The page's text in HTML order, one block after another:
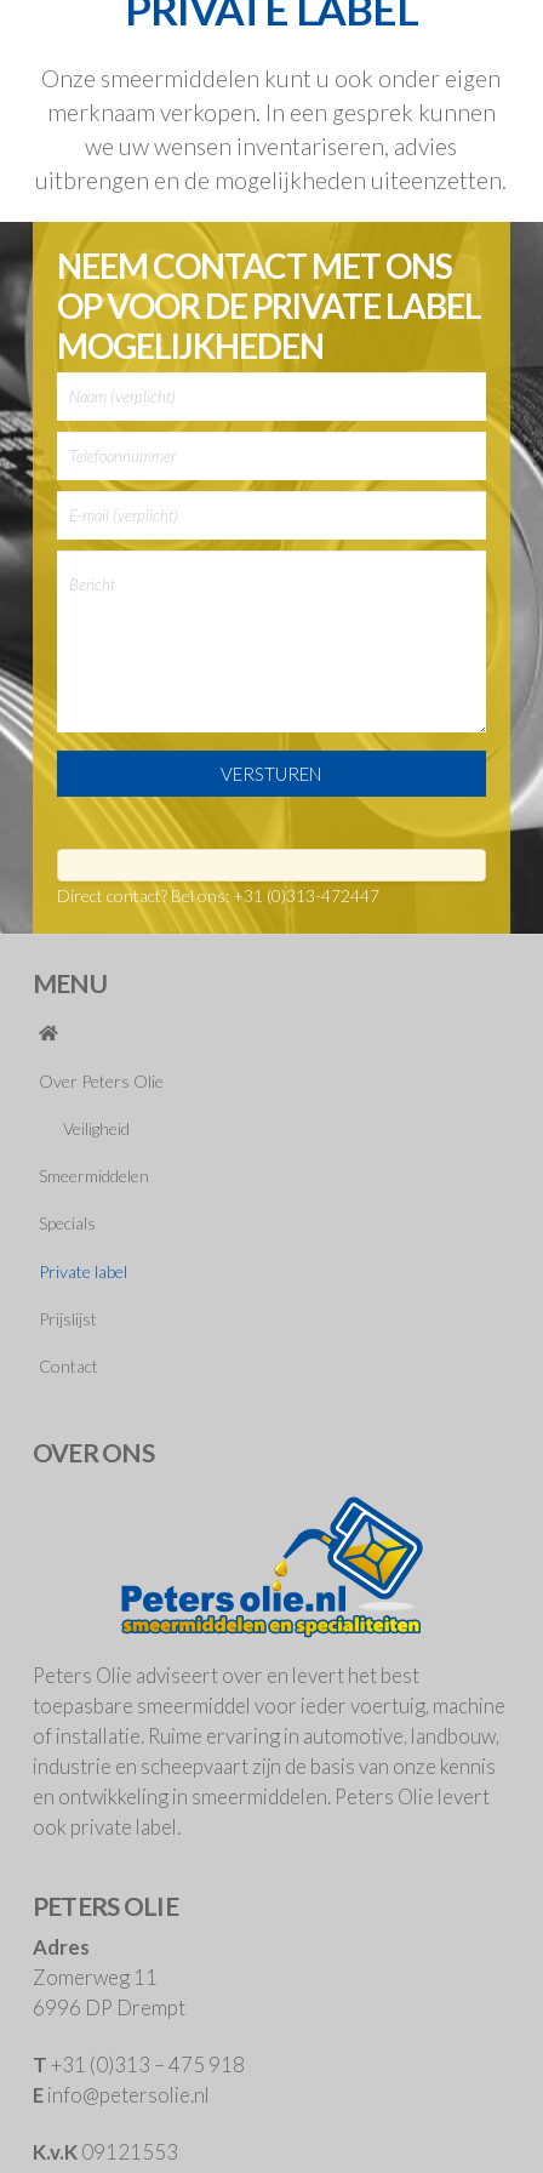
Onze smeermiddelen kunt u ook onder eigen
merknaam verkopen. In een gesprek kunnen
we uw wensen inventariseren, advies
uitbrengen en de mogelijkheden uiteenzetten.
NEEM CONTACT MET ONS
OP VOOR DE PRIVATE LABEL
MOGELIJKHEDEN
Gelieve dit veld leeg te laten.
Direct contact? Bel ons: +31 (0)313-472447
MENU
Over Peters Olie
Veiligheid
Smeermiddelen
Specials
Private label
Prijslijst
Contact
OVER ONS
Peters Olie adviseert over en levert het best
toepasbare smeermiddel voor ieder voertuig, machine
of installatie. Ruime ervaring in automotive, landbouw,
industrie en scheepvaart zijn de basis van onze kennis
en ontwikkeling in smeermiddelen. Peters Olie levert
ook private label.
PETERS OLIE
Adres
Zomerweg 11
6996 DP Drempt
T+31 (0)313 – 475 918
Einfo@petersolie.nl
K.v.K09121553